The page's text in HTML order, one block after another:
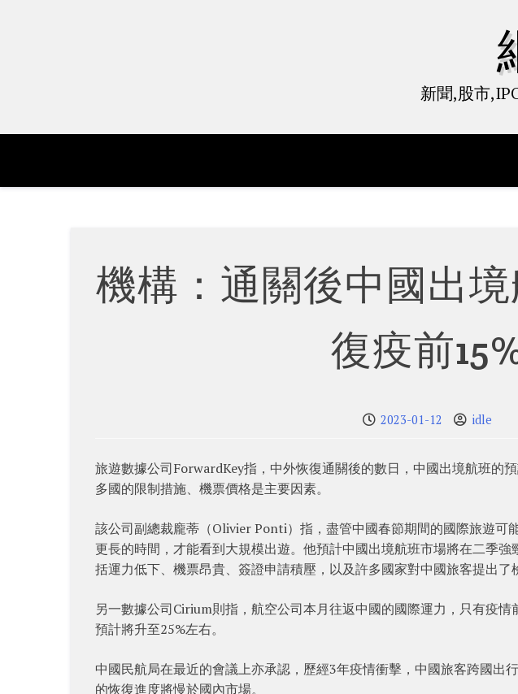
新聞,股市
機構：通關後中國出
復疫前
2023-01-12 idle
旅遊數據公司ForwardKey指，中外恢復通關後的數日，中國出境航班的
多國的限制措施、機票價格是主要因素。
該公司副總裁龐蒂（Olivier Ponti）指，盡管中國春節期間的國際旅遊可
更長的時間，才能看到大規模出遊。他預計中國出境航班市場將在二季
括運力低下、機票昂貴、簽證申請積壓，以及許多國家對中國旅客提出了
另一數據公司Cirium則指，航空公司本月往返中國的國際運力，只有疫
預計將升至25%左右。
中國民航局在最近的會議上亦承認，歷經3年疫情衝擊，中國旅客跨國出
的恢復進度將慢於國內市場。